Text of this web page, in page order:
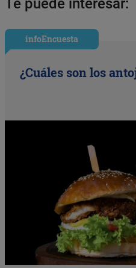
Te puede interesar:
infoEncuesta
¿Cuáles son los